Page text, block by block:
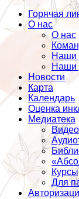
Горячая
О нас
О нас
Наши
Наши
Новости
Карта
Календарь
Оценка
Медиатека
Курсы
Для